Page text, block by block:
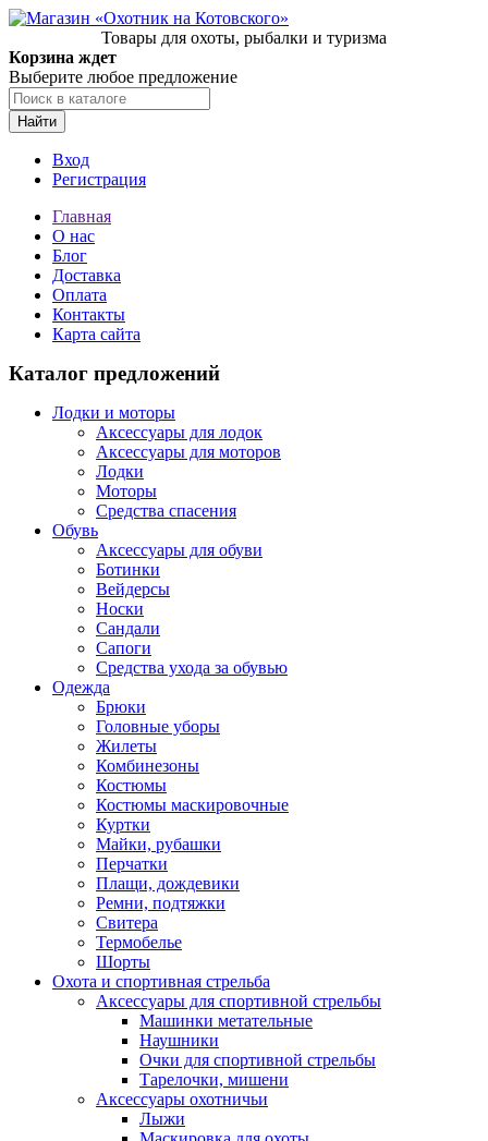
Товары для охоты, рыбалки и туризма
Корзина ждет
Выберите любое предложение
Найти
Вход
Регистрация
Главная
О нас
Блог
Доставка
Оплата
Контакты
Карта сайта
Каталог предложений
Лодки и моторы
Аксессуары для лодок
Аксессуары для моторов
Лодки
Моторы
Средства спасения
Обувь
Аксессуары для обуви
Ботинки
Вейдерсы
Носки
Сандали
Сапоги
Средства ухода за обувью
Одежда
Брюки
Головные уборы
Жилеты
Комбинезоны
Костюмы
Костюмы маскировочные
Куртки
Майки, рубашки
Перчатки
Плащи, дождевики
Ремни, подтяжки
Свитера
Термобелье
Шорты
Охота и спортивная стрельба
Аксессуары для спортивной стрельбы
Машинки метательные
Наушники
Очки для спортивной стрельбы
Тарелочки, мишени
Аксессуары охотничьи
Лыжи